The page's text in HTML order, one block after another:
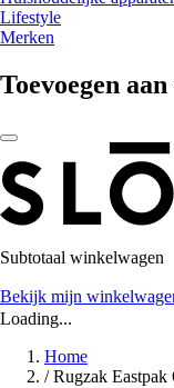
Lifestyle
Merken
Toevoegen
Subtotaal winkelwagen
Bekijk mijn
Loading...
Home
/ Rugzak